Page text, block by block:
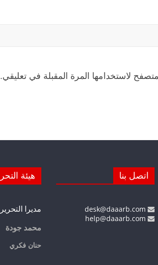
لاستخدامها المرة المقبلة في تعليقي.
اتصل بنا هيئة
مديرا التحرير
محمد جودة
حنان فكري